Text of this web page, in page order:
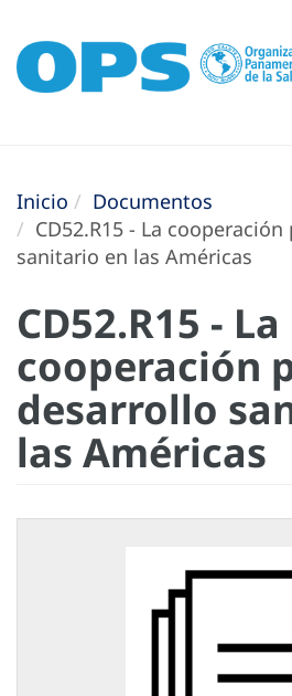
Inicio
Documentos
CD52.R15 - La
sanitario en las Américas
CD52.R15 - La
cooperación
desarrollo
las Américas